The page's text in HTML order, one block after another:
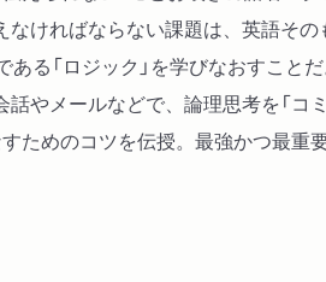
ければならない課題は、英語その
ある「ロジック」を学びなおすこと
やメールなどで、論理思考を「コ
ためのコツを伝授。最強かつ最重